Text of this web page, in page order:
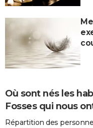
Où sont nés les
Fosses qui nous
Répartition des